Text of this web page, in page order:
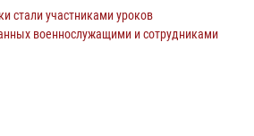
стали участниками уроков
военнослужащими и сотрудниками